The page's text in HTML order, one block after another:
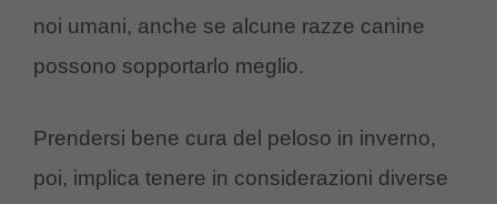
noi umani, anche se alcune razze canine
possono sopportarlo meglio.
Prendersi bene cura del peloso in inverno,
poi, implica tenere in considerazioni diverse